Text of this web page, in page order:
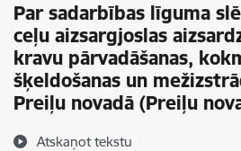
Par sadarbības līguma
ceļu aizsargjoslas
kravu pārvadāšanas,
šķeldošanas un
Preiļu novadā (Preiļu
Atskaņot tekstu